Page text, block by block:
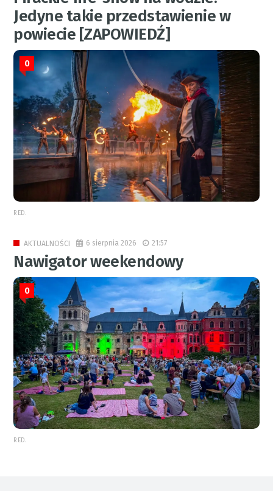
Jedyne takie przedstawienie w
powiecie [ZAPOWIEDŹ]
0
RED.
AKTUALNOŚCI 6 sierpnia 2026 21:57
Nawigator weekendowy
0
RED.